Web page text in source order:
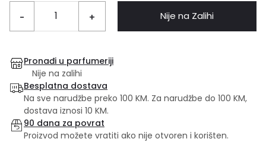
- + Nije na Zalihi
Pronađi u parfumeriji
Nije na zalihi
Besplatna dostava
Na sve narudžbe preko 100 KM. Za narudžbe do 100 KM,
dostava iznosi 10 KM.
90 dana za povrat
Proizvod možete vratiti ako nije otvoren i korišten.